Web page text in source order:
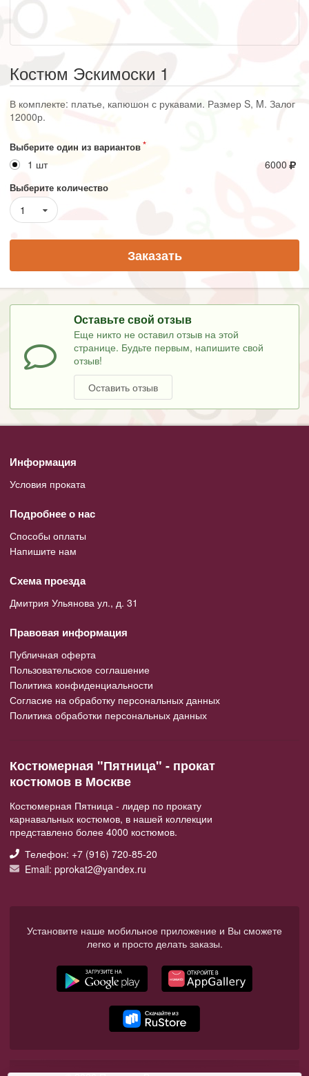
Костюм Эскимоски 1
В комплекте: платье, капюшон с рукавами. Размер S, M. Залог
12000р.
Выберите один из вариантов
1 шт 6000
Выберите количество
1
Заказать
Оставьте свой отзыв
Еще никто не оставил отзыв на этой
странице. Будьте первым, напишите свой
отзыв!
Оставить отзыв
Информация
Условия проката
Подробнее о нас
Способы оплаты
Напишите нам
Схема проезда
Дмитрия Ульянова ул., д. 31
Правовая информация
Публичная оферта
Пользовательское соглашение
Политика конфиденциальности
Согласие на обработку персональных данных
Политика обработки персональных данных
Костюмерная "Пятница" - прокат
костюмов в Москве
Костюмерная Пятница - лидер по прокату
карнавальных костюмов, в нашей коллекции
представлено более 4000 костюмов.
Телефон: +7 (916) 720-85-20
Email: pprokat2@yandex.ru
Установите наше мобильное приложение и Вы сможете
легко и просто делать заказы.